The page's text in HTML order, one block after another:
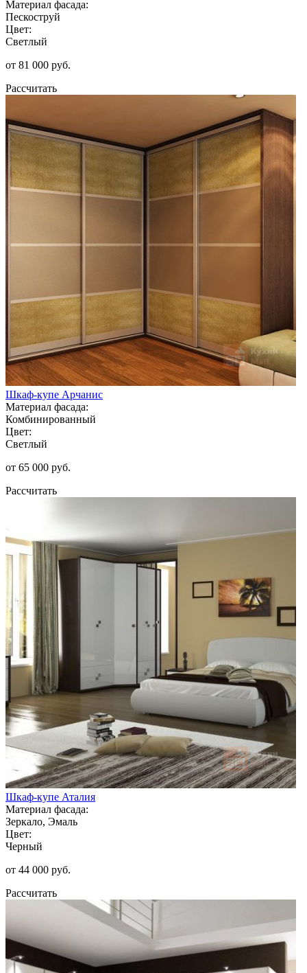
Материал фасада:
Пескоструй
Цвет:
Светлый
от 81 000 руб.
Рассчитать
Шкаф-купе Арчанис
Материал фасада:
Комбинированный
Цвет:
Светлый
от 65 000 руб.
Рассчитать
Шкаф-купе Аталия
Материал фасада:
Зеркало, Эмаль
Цвет:
Черный
от 44 000 руб.
Рассчитать